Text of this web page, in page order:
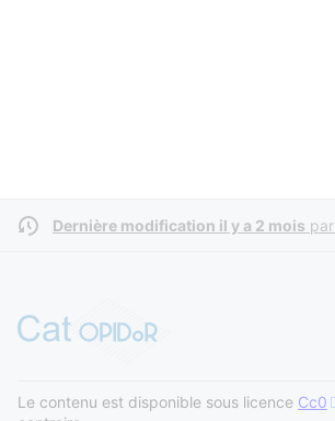
Dernière modification il y a 2 mois par
Le contenu est disponible sous licence Cc0